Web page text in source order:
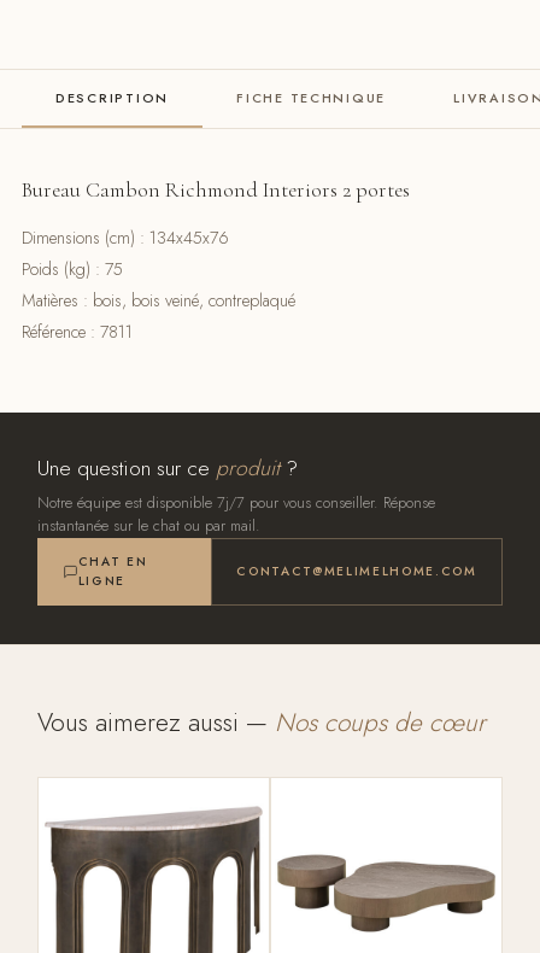
DESCRIPTION FICHE TECHNIQUE
Bureau Cambon Richmond Interiors 2 portes
Dimensions (cm) : 134x45x76
Poids (kg) : 75
Matières : bois, bois veiné, contreplaqué
Référence : 7811
Une question sur ce produit?
Notre équipe est disponible 7j/7 pour vous conseiller. Réponse
instantanée sur le chat ou par mail.
CHAT EN
LIGNE
CONTACT@MELIMELHOME.COM
Vous aimerez aussi — Nos coups de cœur